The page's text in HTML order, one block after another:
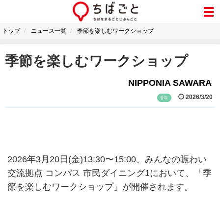
トップ ニュース一覧 季節を楽しむワークショップ
季節を楽しむワークショップ
NIPPONIA SAWARA
香取 2026/3/20
2026年3月20日(金)13:30〜15:00、みんなの賑わい
交流拠点 コンパス 市民ダイニング1において、「季
節を楽しむワークショップ」が開催されます。